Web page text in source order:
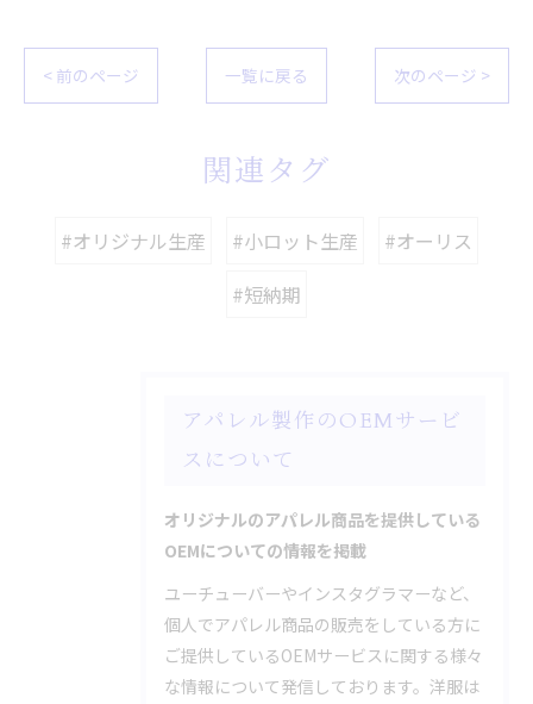
< 前のページ 一覧に戻る 次のページ >
関連タグ
#オリジナル生産 #小ロット生産
#オーリス
#短納期
アパレル製作のOEMサービ
スについて
オリジナルのアパレル商品を提供している
OEMについての情報を掲載
ユーチューバーやインスタグラマーなど、
個人でアパレル商品の販売をしている方に
ご提供しているOEMサービスに関する様々
な情報について発信しております。洋服は